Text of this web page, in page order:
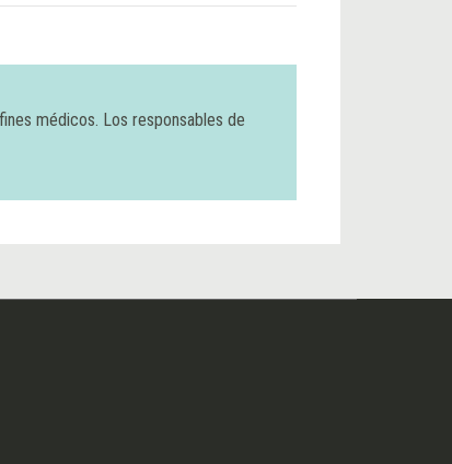
médicos. Los responsables de